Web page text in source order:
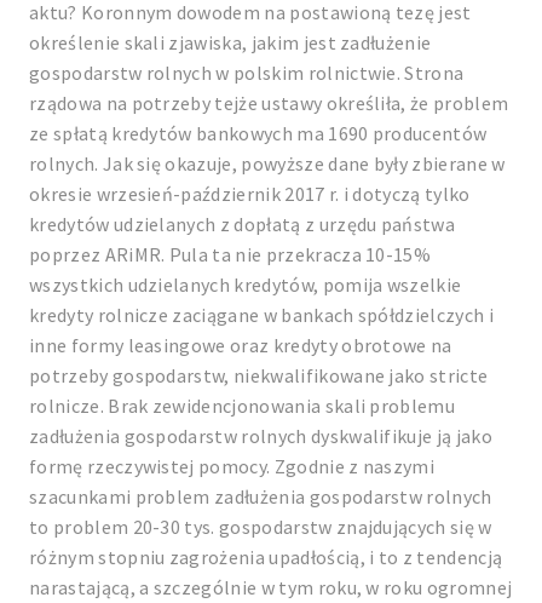
aktu? Koronnym dowodem na postawioną tezę jest
określenie skali zjawiska, jakim jest zadłużenie
gospodarstw rolnych w polskim rolnictwie. Strona
rządowa na potrzeby tejże ustawy określiła, że problem
ze spłatą kredytów bankowych ma 1690 producentów
rolnych. Jak się okazuje, powyższe dane były zbierane w
okresie wrzesień-październik 2017 r. i dotyczą tylko
kredytów udzielanych z dopłatą z urzędu państwa
poprzez ARiMR. Pula ta nie przekracza 10-15%
wszystkich udzielanych kredytów, pomija wszelkie
kredyty rolnicze zaciągane w bankach spółdzielczych i
inne formy leasingowe oraz kredyty obrotowe na
potrzeby gospodarstw, niekwalifikowane jako stricte
rolnicze. Brak zewidencjonowania skali problemu
zadłużenia gospodarstw rolnych dyskwalifikuje ją jako
formę rzeczywistej pomocy. Zgodnie z naszymi
szacunkami problem zadłużenia gospodarstw rolnych
to problem 20-30 tys. gospodarstw znajdujących się w
różnym stopniu zagrożenia upadłością, i to z tendencją
narastającą, a szczególnie w tym roku, w roku ogromnej